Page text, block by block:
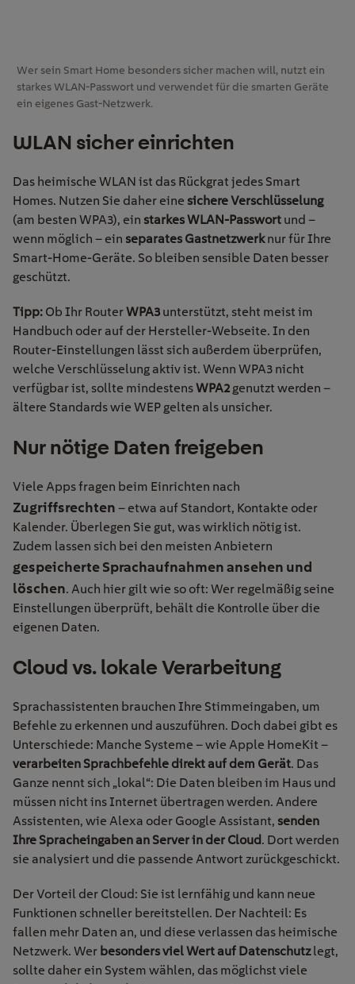
Wer sein Smart Home besonders sicher machen will, nutzt ein
starkes WLAN-Passwort und verwendet für die smarten Geräte
ein eigenes Gast-Netzwerk.
WLAN sicher einrichten
Das heimische WLAN ist das Rückgrat jedes Smart
Homes. Nutzen Sie daher eine sichere Verschlüsselung
(am besten WPA3), ein starkes WLAN-Passwort und –
wenn möglich – ein separates Gastnetzwerknur für Ihre
Smart-Home-Geräte. So bleiben sensible Daten besser
geschützt.
Tipp: Ob Ihr RouterWPA3 unterstützt, steht meist im
Handbuch oder auf der Hersteller-Webseite. In den
Router-Einstellungen lässt sich außerdem überprüfen,
welche Verschlüsselung aktiv ist. Wenn WPA3 nicht
verfügbar ist, sollte mindestensWPA2 genutzt werden –
ältere Standards wie WEP gelten als unsicher.
Nur nötige Daten freigeben
Viele Appsfragen beim Einrichten nach
Zugriffsrechten – etwa auf Standort, Kontakte oder
Kalender. Überlegen Sie gut, was wirklich nötig ist.
Zudem lassen sich bei den meisten Anbietern
gespeicherte Sprachaufnahmen ansehen und
löschen. Auch hier gilt wie so oft: Wer regelmäßig seine
Einstellungen überprüft, behält die Kontrolle über die
eigenen Daten.
Cloud vs. lokale Verarbeitung
Sprachassistenten brauchen Ihre Stimmeingaben, um
Befehle zu erkennen und auszuführen. Doch dabei gibt es
Unterschiede: Manche Systeme – wie Apple HomeKit –
verarbeiten Sprachbefehle direkt auf dem Gerät. Das
Ganze nennt sich „lokal“: Die Daten bleiben im Haus und
müssen nicht ins Internet übertragen werden. Andere
Assistenten, wie Alexa oder Google Assistant, senden
Ihre Spracheingaben an Server in der Cloud. Dort werden
sie analysiert und die passende Antwort zurückgeschickt.
Der Vorteil der Cloud: Sie ist lernfähig und kann neue
Funktionen schneller bereitstellen. Der Nachteil: Es
fallen mehr Daten an, und diese verlassen das heimische
Netzwerk. Wer besonders viel Wert auf Datenschutzlegt,
sollte daher ein System wählen, das möglichst viele